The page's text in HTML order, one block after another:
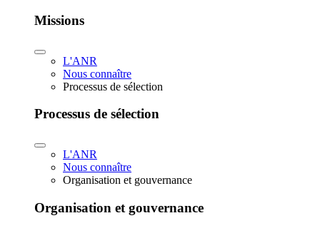
Missions
L'ANR
Nous connaître
Processus de sélection
Processus de sélection
L'ANR
Nous connaître
Organisation et gouvernance
Organisation et gouvernance